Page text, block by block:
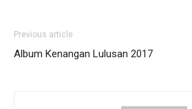
Previous article
Album Kenangan Lulusan 2017